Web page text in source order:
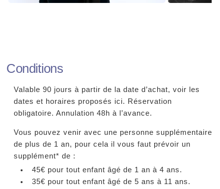
Conditions
Valable 90 jours à partir de la date d’achat, voir les
dates et horaires proposés ici. Réservation
obligatoire. Annulation 48h à l’avance.
Vous pouvez venir avec une personne supplémentaire
de plus de 1 an, pour cela il vous faut prévoir un
supplément* de :
45€ pour tout enfant âgé de 1 an à 4 ans.
35€ pour tout enfant âgé de 5 ans à 11 ans.